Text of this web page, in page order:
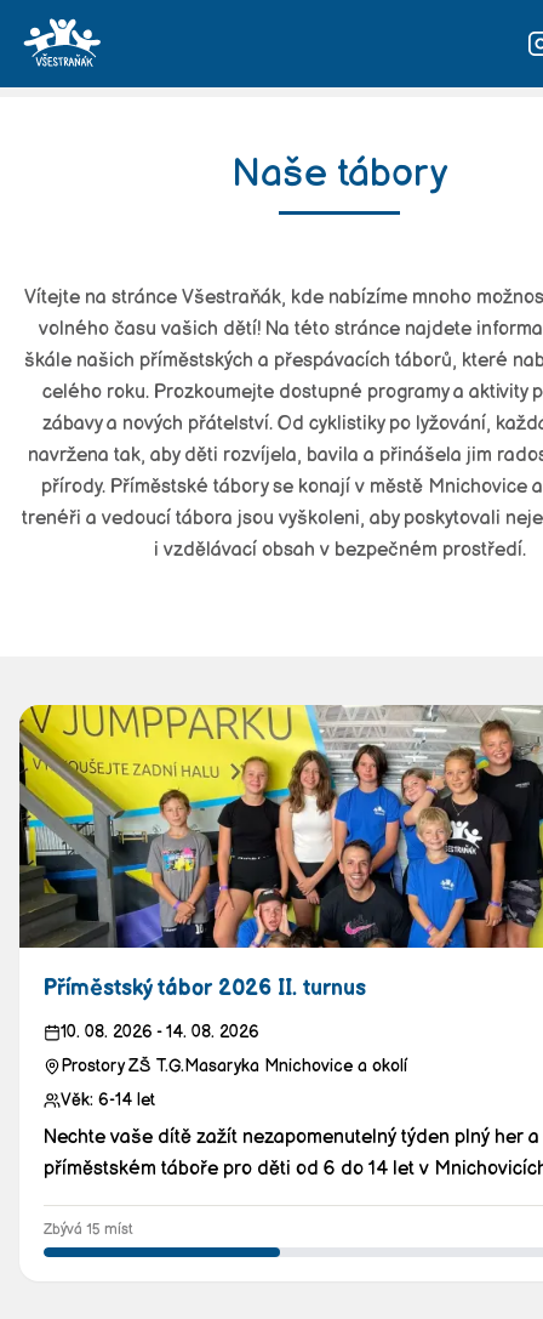
Kontakt
Přihláška
Naše tábory
Vítejte na stránce Všestraňák, kde nabízíme mnoho
volného času vašich dětí! Na této stránce najdete
škále našich příměstských a přespávacích táborů, které
celého roku. Prozkoumejte dostupné programy a aktivity
zábavy a nových přátelství. Od cyklistiky po lyžování,
navržena tak, aby děti rozvíjela, bavila a přinášela jim
přírody. Příměstské tábory se konají v městě Mnichovice
trenéři a vedoucí tábora jsou vyškoleni, aby poskytovali
i vzdělávací obsah v bezpečném prostředí.
Příměstský tábor 2026 II. turnus
10. 08. 2026 -14. 08. 2026
Prostory ZŠ T.G.Masaryka Mnichovice a okolí
Věk: 6-14 let
Nechte vaše dítě zažít nezapomenutelný týden plný her
příměstském táboře pro děti od 6 do 14 let v
Zbývá 15 míst